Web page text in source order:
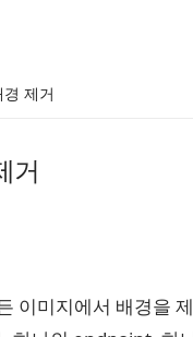
제거
거
이미지에서 배경을